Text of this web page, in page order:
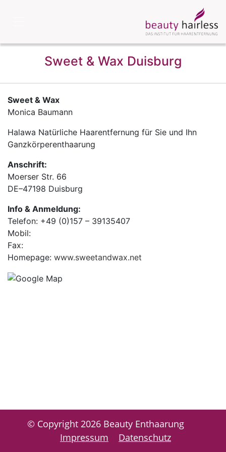
Sweet & Wax Duisburg
Sweet & Wax
Monica Baumann
Halawa Natürliche Haarentfernung für Sie und Ihn
Ganzkörperenthaarung
Anschrift:
Moerser Str. 66
DE–47198 Duisburg
Info & Anmeldung:
Telefon: +49 (0)157 – 39135407
Mobil:
Fax:
Homepage: www.sweetandwax.net
© Copyright 2026 Beauty Enthaarung
Impressum
Datenschutz